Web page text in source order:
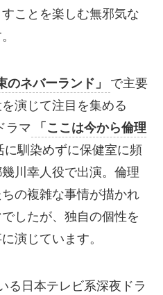
ことを楽しむ無邪気な
のネバーランド」
で主要
演じて注目を集める
ラマ
「ここは今から倫理
に馴染めずに保健室に頻
川幸人役で出演。倫理
の複雑な事情が描かれ
したが、独自の個性を
演じています。
る日本テレビ系深夜ドラ